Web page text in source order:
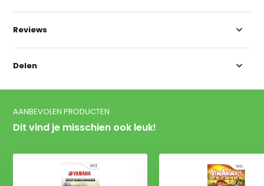
Reviews
Delen
AANBEVOLEN PRODUCTEN
Dit vind je misschien ook leuk!